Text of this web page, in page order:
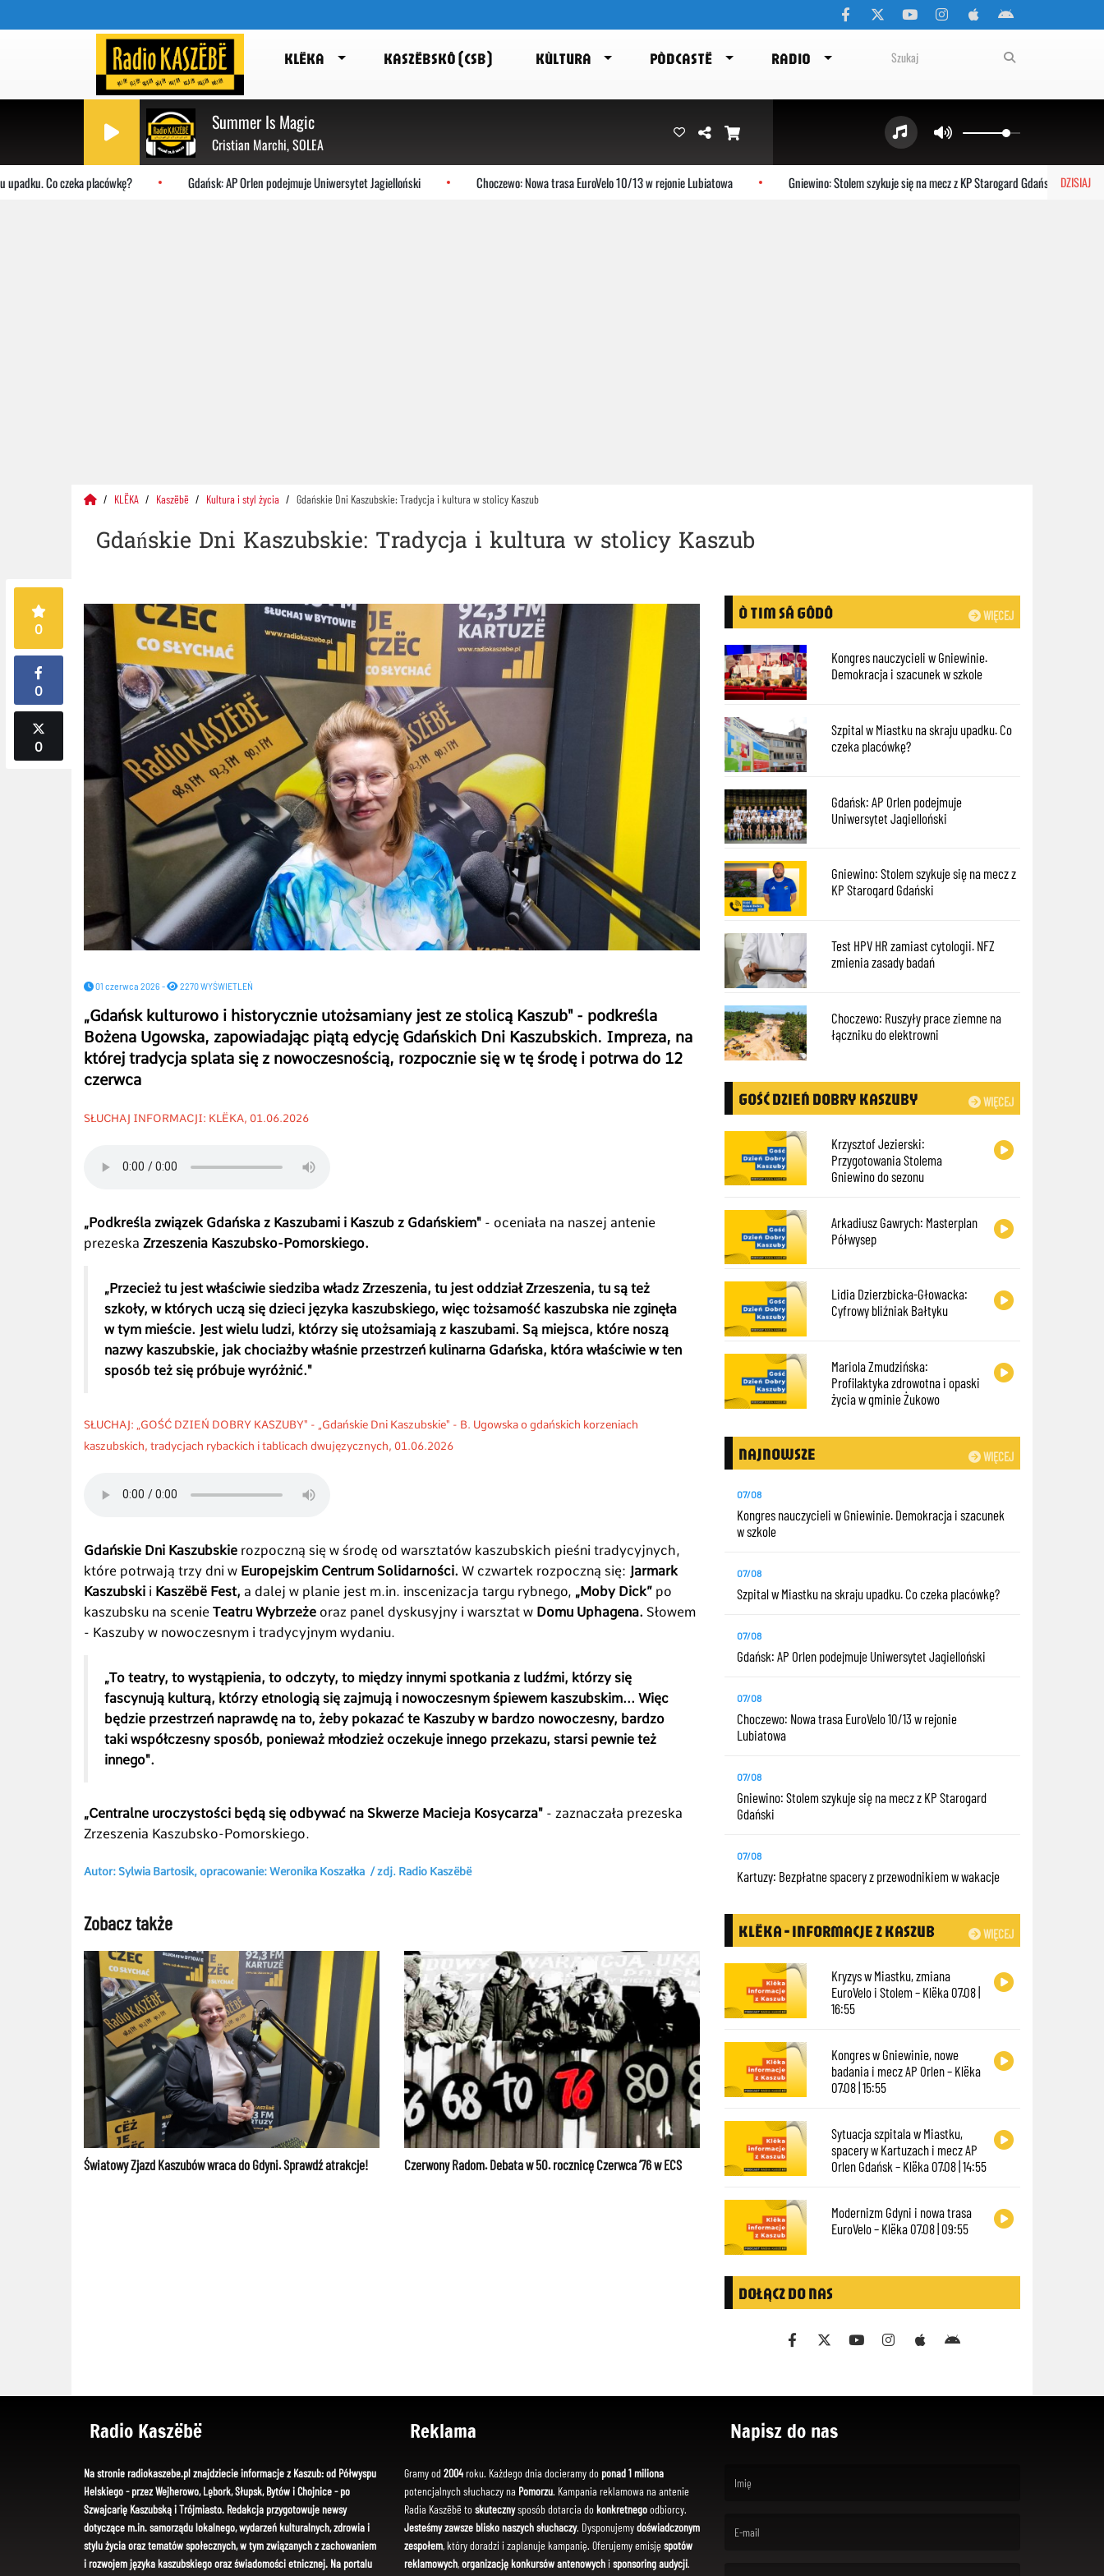
KLËKA KASZËBSKÔ (CSB) KÙLTURA PÒDCASTË RADIO
Summer Is Magic
Cristian Marchi, SOLEA
DZISIAJ
Co czeka placówkę? Gdańsk: AP Orlen podejmuje Uniwersytet Jagielloński Choczewo: Nowa trasa EuroVelo 10/13 w rejonie Lubiatowa Gniewino: Stolem szykuje się na mecz z KP Starogard Gdański
KLËKA Kaszëbë Kultura i styl życia Gdańskie Dni Kaszubskie: Tradycja i kultura w stolicy Kaszub
Gdańskie Dni Kaszubskie: Tradycja i kultura w stolicy Kaszub
0
0
0
01 czerwca 2026 - 2270 WYŚWIETLEŃ
„Gdańsk kulturowo i historycznie utożsamiany jest ze stolicą Kaszub" - podkreśla
Bożena Ugowska, zapowiadając piątą edycję Gdańskich Dni Kaszubskich. Impreza, na
której tradycja splata się z nowoczesnością, rozpocznie się w tę środę i potrwa do 12
czerwca
SŁUCHAJ INFORMACJI: KLËKA, 01.06.2026
„Podkreśla związek Gdańska z Kaszubami i Kaszub z Gdańskiem" - oceniała na naszej antenie
prezeska Zrzeszenia Kaszubsko-Pomorskiego.
„Przecież tu jest właściwie siedziba władz Zrzeszenia, tu jest oddział Zrzeszenia, tu są też
szkoły, w których uczą się dzieci języka kaszubskiego, więc tożsamość kaszubska nie zginęła
w tym mieście. Jest wielu ludzi, którzy się utożsamiają z kaszubami. Są miejsca, które noszą
nazwy kaszubskie, jak chociażby właśnie przestrzeń kulinarna Gdańska, która właściwie w ten
sposób też się próbuje wyróżnić."
SŁUCHAJ: „GOŚĆ DZIEŃ DOBRY KASZUBY" - „Gdańskie Dni Kaszubskie" - B. Ugowska o gdańskich korzeniach
kaszubskich, tradycjach rybackich i tablicach dwujęzycznych, 01.06.2026
Gdańskie Dni Kaszubskie rozpoczną się w środę od warsztatów kaszubskich pieśni tradycyjnych,
które potrwają trzy dni w Europejskim Centrum Solidarności. W czwartek rozpoczną się: Jarmark
Kaszubski i Kaszëbë Fest, a dalej w planie jest m.in. inscenizacja targu rybnego, „Moby Dick” po
kaszubsku na scenie Teatru Wybrzeże oraz panel dyskusyjny i warsztat w Domu Uphagena. Słowem
- Kaszuby w nowoczesnym i tradycyjnym wydaniu.
„To teatry, to wystąpienia, to odczyty, to między innymi spotkania z ludźmi, którzy się
fascynują kulturą, którzy etnologią się zajmują i nowoczesnym śpiewem kaszubskim... Więc
będzie przestrzeń naprawdę na to, żeby pokazać te Kaszuby w bardzo nowoczesny, bardzo
taki współczesny sposób, ponieważ młodzież oczekuje innego przekazu, starsi pewnie też
innego".
„Centralne uroczystości będą się odbywać na Skwerze Macieja Kosycarza" - zaznaczała prezeska
Zrzeszenia Kaszubsko-Pomorskiego.
Autor: Sylwia Bartosik, opracowanie: Weronika Koszałka / zdj. Radio Kaszëbë
Zobacz także
Światowy Zjazd Kaszubów wraca do Gdyni. Sprawdź atrakcje! Czerwony Radom. Debata w 50. rocznicę Czerwca ’76 w ECS
WIĘCEJ
Ò TIM SÃ GÔDÔ
Kongres nauczycieli w Gniewinie.
Demokracja i szacunek w szkole
Szpital w Miastku na skraju upadku. Co
czeka placówkę?
Gdańsk: AP Orlen podejmuje
Uniwersytet Jagielloński
Gniewino: Stolem szykuje się na mecz z
KP Starogard Gdański
Test HPV HR zamiast cytologii. NFZ
zmienia zasady badań
Choczewo: Ruszyły prace ziemne na
łączniku do elektrowni
WIĘCEJ
GOŚĆ DZIEŃ DOBRY KASZUBY
Krzysztof Jezierski:
Przygotowania Stolema
Gniewino do sezonu
Arkadiusz Gawrych: Masterplan
Półwysep
Lidia Dzierzbicka-Głowacka:
Cyfrowy bliźniak Bałtyku
Mariola Zmudzińska:
Profilaktyka zdrowotna i opaski
życia w gminie Żukowo
WIĘCEJ
NAJNOWSZE
07/08
Kongres nauczycieli w Gniewinie. Demokracja i szacunek
w szkole
07/08
Szpital w Miastku na skraju upadku. Co czeka placówkę?
07/08
Gdańsk: AP Orlen podejmuje Uniwersytet Jagielloński
07/08
Choczewo: Nowa trasa EuroVelo 10/13 w rejonie
Lubiatowa
07/08
Gniewino: Stolem szykuje się na mecz z KP Starogard
Gdański
07/08
Kartuzy: Bezpłatne spacery z przewodnikiem w wakacje
WIĘCEJ
KLËKA - INFORMACJE Z KASZUB
Kryzys w Miastku, zmiana
EuroVelo i Stolem – Klëka 07.08 |
16:55
Kongres w Gniewinie, nowe
badania i mecz AP Orlen – Klëka
07.08 | 15:55
Sytuacja szpitala w Miastku,
spacery w Kartuzach i mecz AP
Orlen Gdańsk – Klëka 07.08 | 14:55
Modernizm Gdyni i nowa trasa
EuroVelo – Klëka 07.08 | 09:55
DOŁĄCZ DO NAS
Radio Kaszëbë
Na stronie radiokaszebe.pl znajdziecie informacje z Kaszub: od Półwyspu
Helskiego - przez Wejherowo, Lębork, Słupsk, Bytów i Chojnice - po
Szwajcarię Kaszubską i Trójmiasto. Redakcja przygotowuje newsy
dotyczące m.in. samorządu lokalnego, wydarzeń kulturalnych, zdrowia i
stylu życia oraz tematów społecznych, w tym związanych z zachowaniem
i rozwojem języka kaszubskiego oraz świadomości etnicznej. Na portalu
Reklama
Gramy od 2004roku. Każdego dnia docieramy do ponad 1 miliona
potencjalnych słuchaczy na Pomorzu. Kampania reklamowa na antenie
Radia Kaszëbë toskutecznysposób dotarcia dokonkretnegoodbiorcy.
Jesteśmy zawsze blisko naszych słuchaczy. Dysponujemydoświadczonym
zespołem, który doradzi i zaplanuje kampanię. Oferujemy emisję spotów
reklamowych,organizację konkursów antenowychi sponsoring audycji.
Napisz do nas